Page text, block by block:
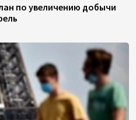
по увеличению добычи